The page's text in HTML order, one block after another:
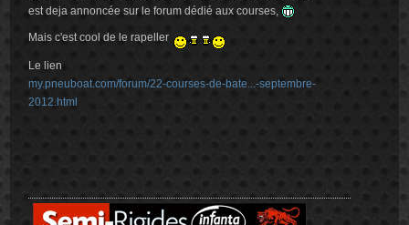
est deja annoncée sur le forum dédié aux courses,
Mais c'est cool de le rapeller
Le lien
my.pneuboat.com/forum/22-courses-de-bate...-septembre-
2012.html